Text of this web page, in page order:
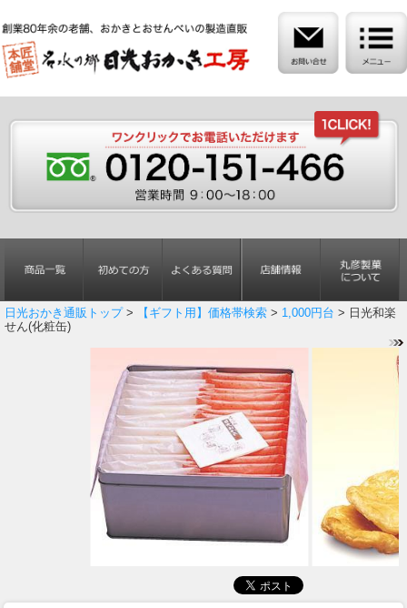
日光おかき通販トップ> 【ギフト用】価格帯検索 > 1,000円台 > 日光和楽
せん(化粧缶)